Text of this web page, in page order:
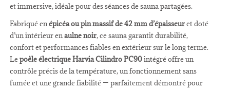
et immersive, idéale pour des séances de sauna partagées.
Fabriqué en épicéa ou pin massif de 42 mm d’épaisseuret doté
d’un intérieur en aulne noir, ce sauna garantit durabilité,
confort et performances fiables en extérieur sur le long terme.
Lepoêle électrique Harvia Cilindro PC90intégré offre un
contrôle précis de la température, un fonctionnement sans
fumée et une grande fiabilité — parfaitement démontré pour